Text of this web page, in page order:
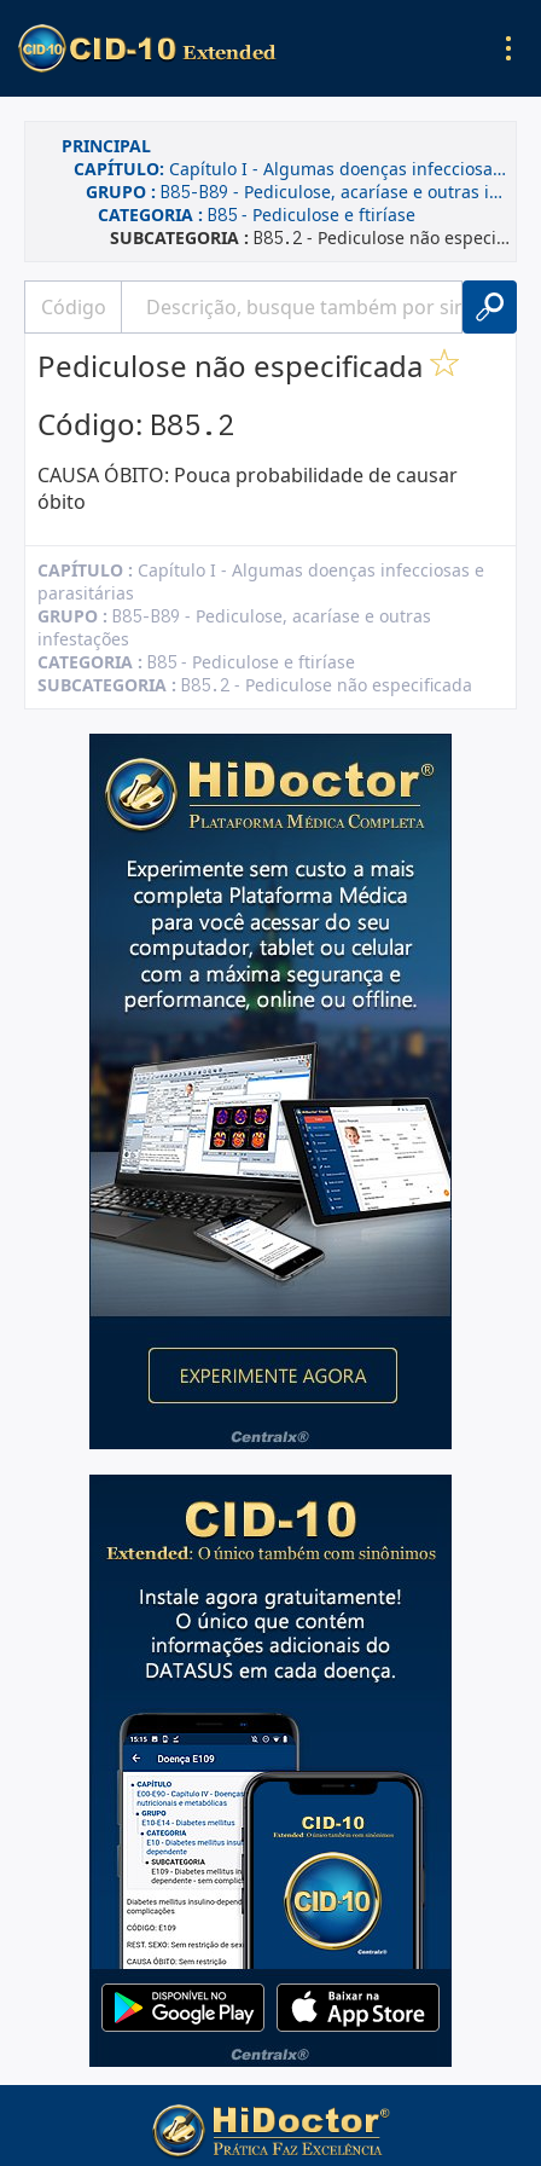
PRINCIPAL
CAPÍTULO: Capítulo I - Algumas doenças infecciosas e parasitárias
GRUPO : B85-B89 - Pediculose, acaríase e outras infestações
CATEGORIA : B85 - Pediculose e ftiríase
SUBCATEGORIA : B85.2 - Pediculose não especificada
Pediculose não especificada
Código: B85.2
CAUSA ÓBITO: Pouca probabilidade de causar
óbito
CAPÍTULO : Capítulo I - Algumas doenças infecciosas e
parasitárias
GRUPO : B85-B89 - Pediculose, acaríase e outras
infestações
CATEGORIA : B85 - Pediculose e ftiríase
SUBCATEGORIA : B85.2 - Pediculose não especificada